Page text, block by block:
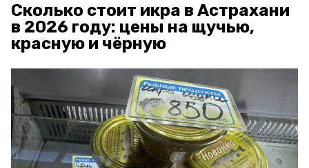
Сколько стоит икра в Астрахани
в 2026 году: цены на щучью,
красную и чёрную